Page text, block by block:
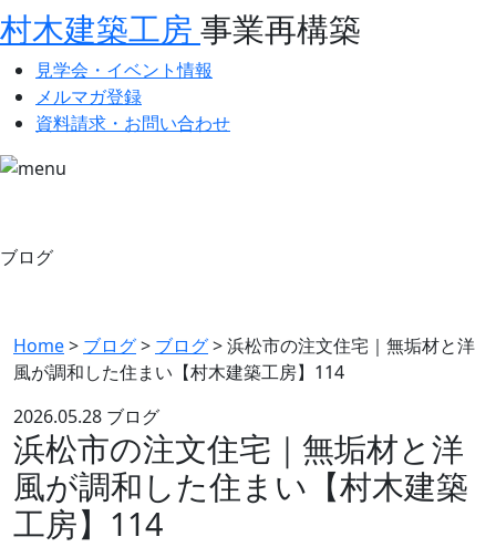
村木建築工房 事業再構築
見学会・イベント情報
メルマガ登録
資料請求・お問い合わせ
ブログ
Home> ブログ> ブログ>浜松市の注文住宅｜無垢材と洋
風が調和した住まい【村木建築工房】114
2026.05.28 ブログ
浜松市の注文住宅｜無垢材と洋
風が調和した住まい【村木建築
工房】114